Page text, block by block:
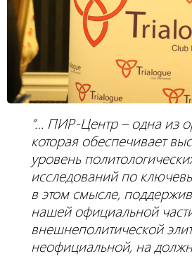
“… ПИР-Центр – одна из
которая обеспечивает
уровень
исследований по
в этом смысле,
нашей официальной
внешнеполитической
неофициальной, на